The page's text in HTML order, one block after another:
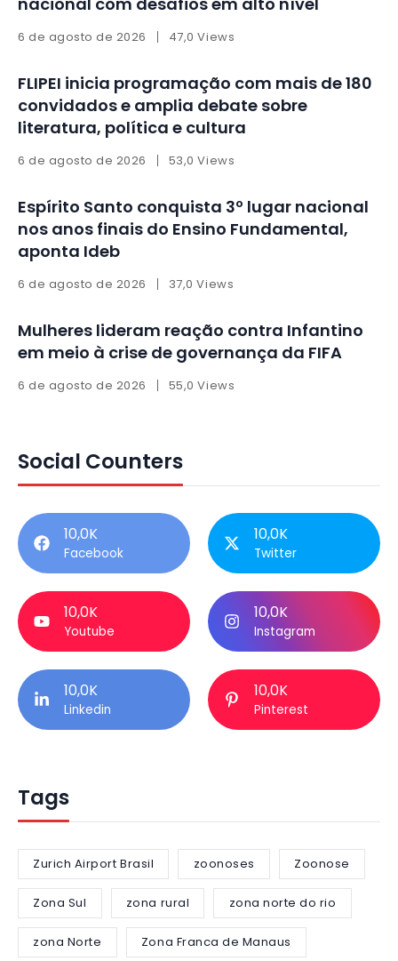
6 de agosto de 2026 47,0 Views
FLIPEI inicia programação com mais de 180
convidados e amplia debate sobre
literatura, política e cultura
6 de agosto de 2026 53,0 Views
Espírito Santo conquista 3º lugar nacional
nos anos finais do Ensino Fundamental,
aponta Ideb
6 de agosto de 2026 37,0 Views
Mulheres lideram reação contra Infantino
em meio à crise de governança da FIFA
6 de agosto de 2026 55,0 Views
Social Counters
10,0K
Facebook
10,0K
Twitter
10,0K
Youtube
10,0K
Instagram
10,0K
Linkedin
10,0K
Pinterest
Tags
Zurich Airport Brasil zoonoses Zoonose
Zona Sul zona rural zona norte do rio
zona Norte Zona Franca de Manaus